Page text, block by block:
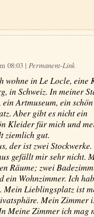
08:03 | Permanent-Link
wohne in Le Locle, eine
in Schweiz. In meiner
Artmuseum, ein
Aber gibt es nicht ein
Kleider für mich und
ziemlich gut.
der ist zwei
gefällt mir sehr nicht.
Räume; zwei
ein Wohnzimmer. Ich
Mein Lieblingsplatz ist
Mein Zimmer
Meine Zimmer ich mag